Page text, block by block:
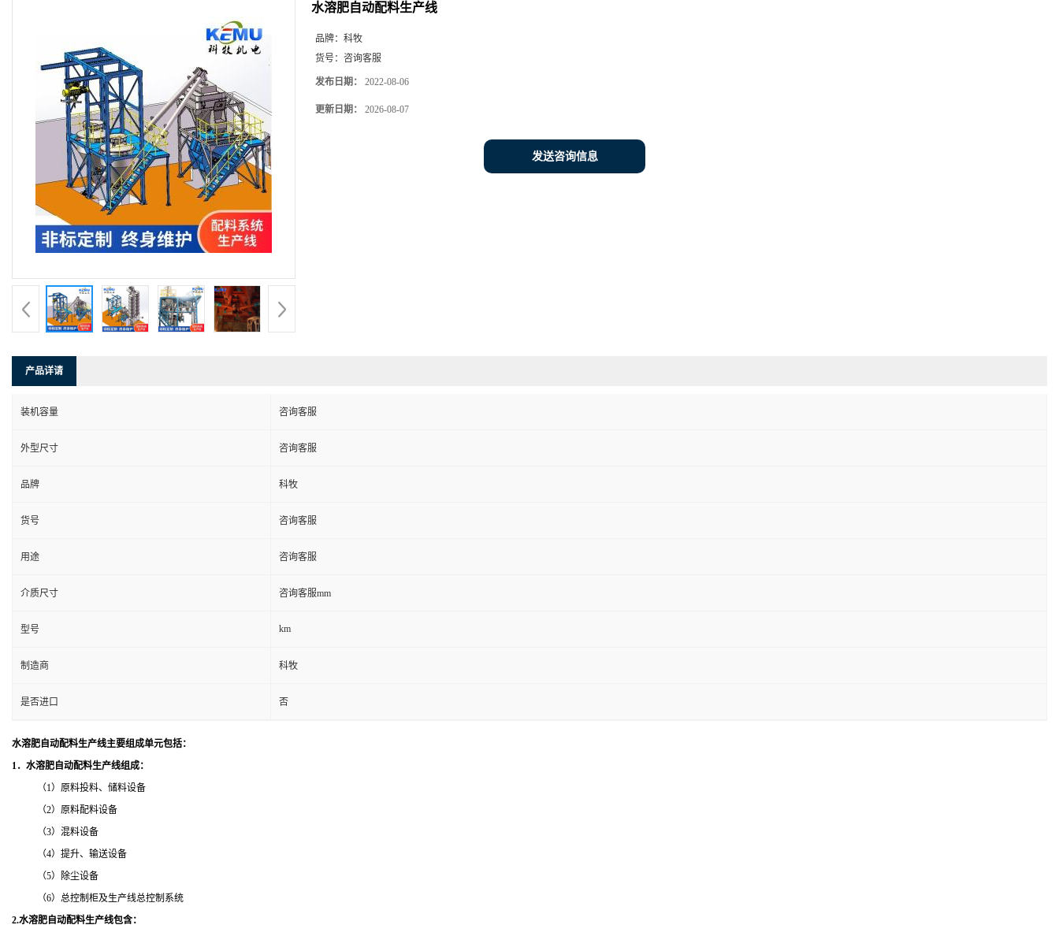
水溶肥自动配料生产线
品牌： 科牧
货号： 咨询客服
发布日期： 2022-08-06
更新日期： 2026-08-07
发送咨询信息
产品详请
装机容量 咨询客服
外型尺寸 咨询客服
品牌 科牧
货号 咨询客服
用途 咨询客服
介质尺寸 咨询客服mm
型号 km
制造商 科牧
是否进口 否
水溶肥自动配料生产线主要组成单元包括：
1．水溶肥自动配料生产线组成：
（1）原料投料、储料设备
（2）原料配料设备
（3）混料设备
（4）提升、输送设备
（5）除尘设备
（6）总控制柜及生产线总控制系统
2.水溶肥自动配料生产线包含：